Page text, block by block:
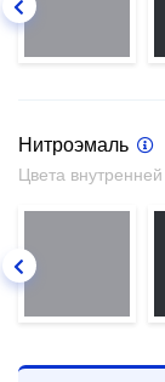
Нитроэмаль
Цвета